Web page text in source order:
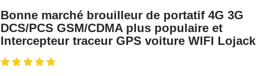
Bonne marché brouilleur de portatif 4G 3G
DCS/PCS GSM/CDMA plus populaire et
Intercepteur traceur GPS voiture WIFI Lojack